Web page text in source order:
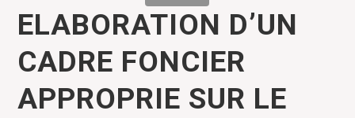
ELABORATION D’UN
CADRE FONCIER
APPROPRIE SUR LE